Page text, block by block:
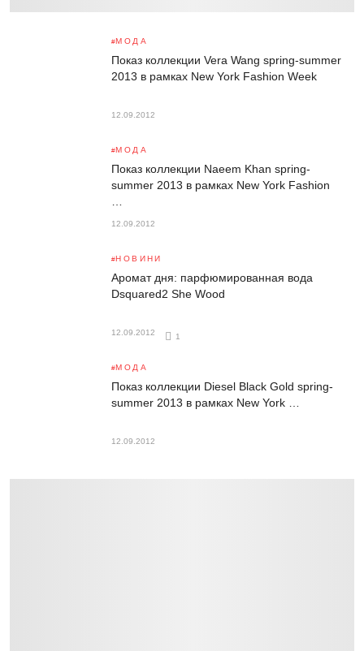
МОДА
Показ коллекции Vera Wang spring-summer
2013 в рамках New York Fashion Week
12.09.2012
МОДА
Показ коллекции Naeem Khan spring-
summer 2013 в рамках New York Fashion
12.09.2012
НОВИНИ
Аромат дня: парфюмированная вода
Dsquared2 She Wood
12.09.2012
1
МОДА
Показ коллекции Diesel Black Gold spring-
summer 2013 в рамках New York …
12.09.2012